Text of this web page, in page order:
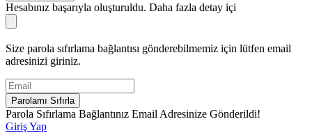
Hesabınız başarıyla oluşturuldu. Daha fazla detay içi
Size parola sıfırlama bağlantısı gönderebilmemiz için lütfen email
adresinizi giriniz.
Parolamı Sıfırla
Parola Sıfırlama Bağlantınız Email Adresinize Gönderildi!
Giriş Yap